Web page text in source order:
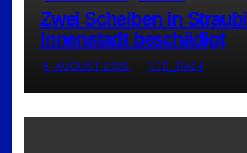
Zwei Scheiben in
Innenstadt beschädigt
9. AUGUST 2026 RED_RA24